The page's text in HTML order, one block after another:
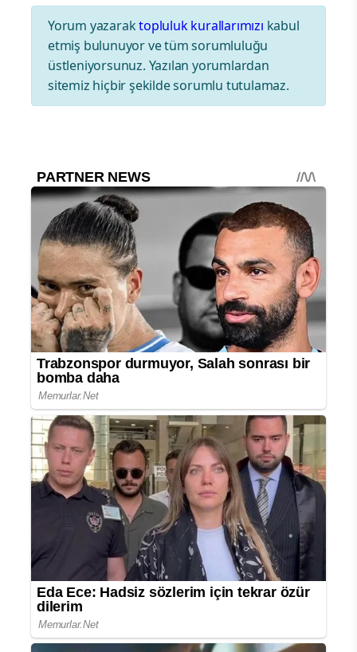
Yorum yazaraktopluluk kurallarımızı kabul
etmiş bulunuyor ve tüm sorumluluğu
üstleniyorsunuz. Yazılan yorumlardan
sitemiz hiçbir şekilde sorumlu tutulamaz.